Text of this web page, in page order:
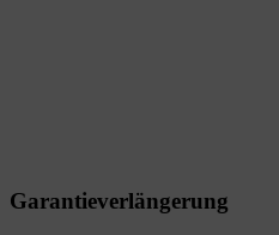
Garantieverlängerung